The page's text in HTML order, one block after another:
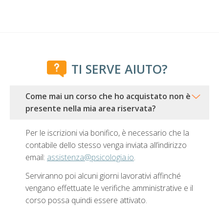
TI SERVE AIUTO?
Come mai un corso che ho acquistato non è
presente nella mia area riservata?
Per le iscrizioni via bonifico, è necessario che la
contabile dello stesso venga inviata all’indirizzo
email: assistenza@psicologia.io.
Serviranno poi alcuni giorni lavorativi affinché
vengano effettuate le verifiche amministrative e il
corso possa quindi essere attivato.